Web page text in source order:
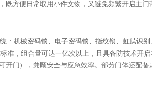
方便日常取用小件文物，又避免频繁开启主门
：机械密码锁、电子密码锁、指纹锁、虹膜识别
标准，组合量可达一亿次以上，且具备防技术开
开门），兼顾安全与应急效率。部分门体还配备